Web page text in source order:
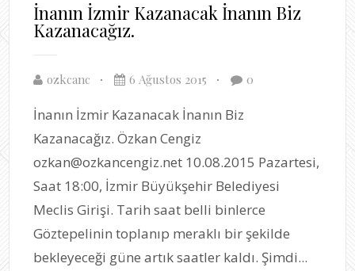
İnanın İzmir Kazanacak İnanın Biz
Kazanacağız.
ozkcanc 6 Ağustos 2015 0
İnanın İzmir Kazanacak İnanın Biz
Kazanacağız. Özkan Cengiz
ozkan@ozkancengiz.net 10.08.2015 Pazartesi,
Saat 18:00, İzmir Büyükşehir Belediyesi
Meclis Girişi. Tarih saat belli binlerce
Göztepelinin toplanıp meraklı bir şekilde
bekleyeceği güne artık saatler kaldı. Şimdi...